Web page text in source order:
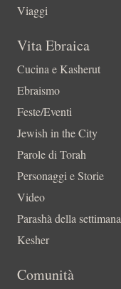
Viaggi
Vita Ebraica
Cucina e Kasherut
Ebraismo
Feste/Eventi
Jewish in the City
Parole di Torah
Personaggi e Storie
Video
Parashà della settimana
Kesher
Comunità